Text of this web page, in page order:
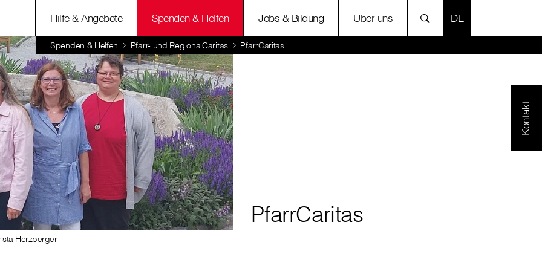
Hilfe & Angebote Spenden & Helfen Jobs & Bildung Über uns SPRACHE
Spenden & Helfen Pfarr- und RegionalCaritas PfarrCaritas
Kontakt
Herzberger
PfarrCaritas